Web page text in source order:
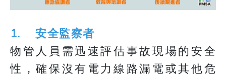
1. 安全監察者
物管人員需迅速評估事故現場的安全
性，確保沒有電力線路漏電或其他危